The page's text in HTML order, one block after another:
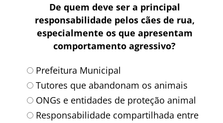
De quem deve ser a principal
responsabilidade pelos cães de rua,
especialmente os que apresentam
comportamento agressivo?
Prefeitura Municipal
Tutores que abandonam os animais
ONGs e entidades de proteção animal
Responsabilidade compartilhada entre